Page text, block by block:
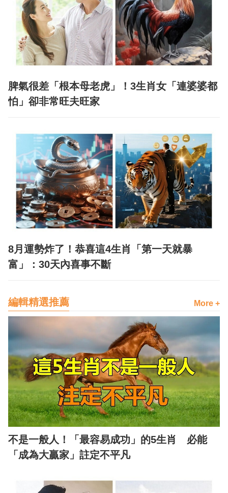
脾氣很差「根本母老虎」！3生肖女「連婆婆都
怕」卻非常旺夫旺家
8月運勢炸了！恭喜這4生肖「第一天就暴
富」：30天內喜事不斷
編輯精選推薦 More +
不是一般人！「最容易成功」的5生肖 必能
「成為大贏家」註定不平凡